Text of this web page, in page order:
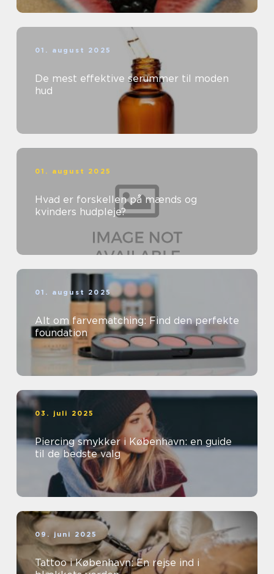
01. august 2025
De mest effektive serummer til moden
hud
01. august 2025
Hvad er forskellen på mænds og
kvinders hudpleje?
01. august 2025
Alt om farvematching: Find den perfekte
foundation
03. juli 2025
Piercing smykker i København: en guide
til de bedste valg
09. juni 2025
Tattoo i København: En rejse ind i